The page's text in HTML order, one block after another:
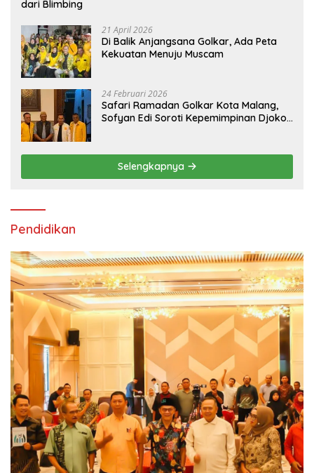
dari Blimbing
21 April 2026
Di Balik Anjangsana Golkar, Ada Peta
Kekuatan Menuju Muscam
24 Februari 2026
Safari Ramadan Golkar Kota Malang,
Sofyan Edi Soroti Kepemimpinan Djoko
Selengkapnya
Pendidikan